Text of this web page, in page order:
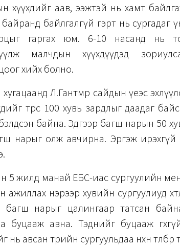
хүүхдийг аав, ээжтэй нь хамт
байлгалгүй гэрт нь сургадаг
гаргах юм. 6-10 насанд нь
малчдын хүүхдүүдэд
хийх болно.
хугацаанд Л.Гантөмөр сайдын үеэс
төрөөс 100 хувь зардлыг даадаг
байна. Эдгээр багш нарын 50
нарыг олж авчирна. Эргэж ирэхгүй
5 жилд манай ЕБС-иас сургуулийн
ажиллах нэрээр хувийн сургуулиуд
багш нарыг цалингаар татсан
буцааж авна. Тэднийг буцааж
авсан төрийн сургуульдаа нөхөн төлбөр